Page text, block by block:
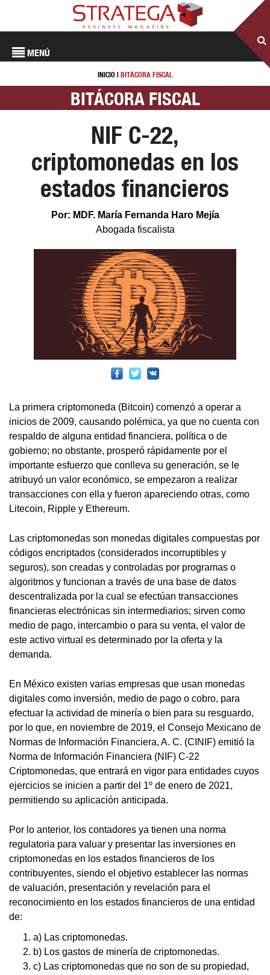
MENÚ
INICIO| BITÁCORA FISCAL
BITÁCORA FISCAL
NIF C-22,
criptomonedas en los
estados financieros
Por: MDF. María Fernanda Haro Mejía
Abogada fiscalista
La primera criptomoneda (Bitcoin) comenzó a operar a
inicios de 2009, causando polémica, ya que no cuenta con
respaldo de alguna entidad financiera, política o de
gobierno; no obstante, prosperó rápidamente por el
importante esfuerzo que conlleva su generación, se le
atribuyó un valor económico, se empezaron a realizar
transacciones con ella y fueron apareciendo otras, como
Litecoin, Ripple y Ethereum.
Las criptomonedas son monedas digitales compuestas por
códigos encriptados (considerados incorruptibles y
seguros), son creadas y controladas por programas o
algoritmos y funcionan a través de una base de datos
descentralizada por la cual se efectúan transacciones
financieras electrónicas sin intermediarios; sirven como
medio de pago, intercambio o para su venta, el valor de
este activo virtual es determinado por la oferta y la
demanda.
En México existen varias empresas que usan monedas
digitales como inversión, medio de pago o cobro, para
efectuar la actividad de minería o bien para su resguardo,
por lo que, en noviembre de 2019, el Consejo Mexicano de
Normas de Información Financiera, A. C. (CINIF) emitió la
Norma de Información Financiera (NIF) C-22
Criptomonedas, que entrará en vigor para entidades cuyos
ejercicios se inicien a partir del 1º de enero de 2021,
permitiendo su aplicación anticipada.
Por lo anterior, los contadores ya tienen una norma
regulatoria para valuar y presentar las inversiones en
criptomonedas en los estados financieros de los
contribuyentes, siendo el objetivo establecer las normas
de valuación, presentación y revelación para el
reconocimiento en los estados financieros de una entidad
de:
a) Las criptomonedas.
b) Los gastos de minería de criptomonedas.
c) Las criptomonedas que no son de su propiedad,